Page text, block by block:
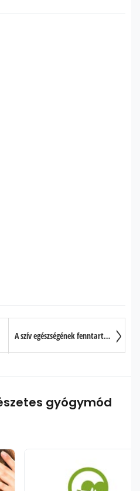
A szív egészségének fenntartása gránátalmával
gyógymód